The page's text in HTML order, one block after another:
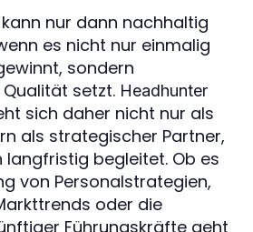
nur dann nachhaltig
es nicht nur einmalig
sondern
setzt. Headhunter
sich daher nicht nur als
als strategischer Partner,
langfristig begleitet. Ob es
von Personalstrategien,
oder die
Führungskräfte geht